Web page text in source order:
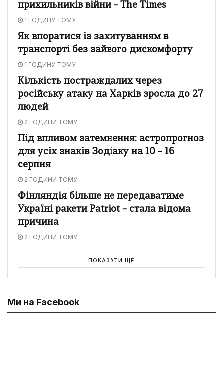
прихильників війни – The Times
1 ГОДИНУ ТОМУ
Як впоратися із захитуванням в
транспорті без зайвого дискомфорту
1 ГОДИНУ ТОМУ
Кількість постраждалих через
російську атаку на Харків зросла до 27
людей
2 ГОДИНИ ТОМУ
Під впливом затемнення: астропрогноз
для усіх знаків Зодіаку на 10 – 16
серпня
2 ГОДИНИ ТОМУ
Фінляндія більше не передаватиме
Україні ракети Patriot – стала відома
причина
2 ГОДИНИ ТОМУ
ПОКАЗАТИ ЩЕ
Ми на Facebook